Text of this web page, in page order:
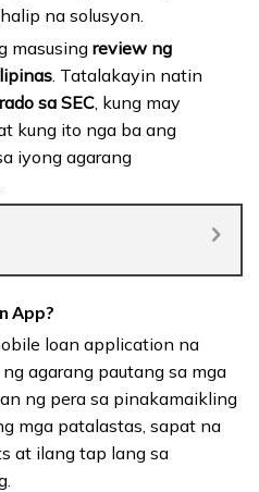
na solusyon.
masusing review ng
. Tatalakayin natin
sa SEC , kung may
at kung ito nga ba ang
iyong agarang
App?
loan application na
agarang pautang sa mga
ng pera sa pinakamaikling
mga patalastas, sapat na
at ilang tap lang sa